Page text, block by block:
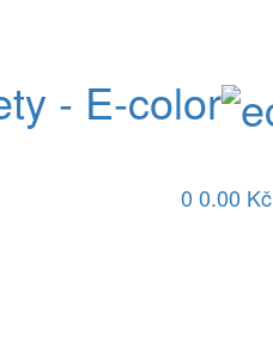
- E-color
0 0.00 Kč